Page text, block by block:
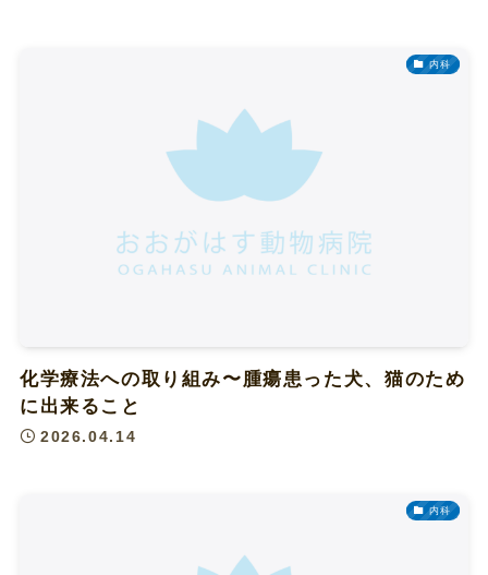
内科
化学療法への取り組み〜腫瘍患った犬、猫のため
に出来ること
2026.04.14
内科